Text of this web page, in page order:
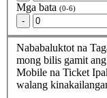
Mga bata (0-6)
-
Nababaluktot na
mong bilis gamit
Mobile na Ticket
walang